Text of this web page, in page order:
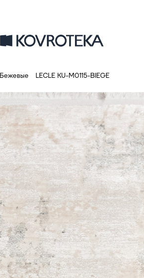
Бежевые LECLE KU-M0115-BIEGE